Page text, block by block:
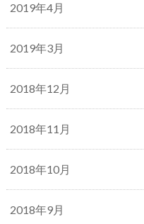
2019年4月
2019年3月
2018年12月
2018年11月
2018年10月
2018年9月